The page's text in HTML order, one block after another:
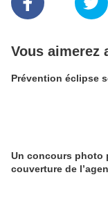
Vous aimerez
Prévention éclipse
Un concours photo
couverture de